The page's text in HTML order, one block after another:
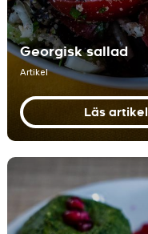
Georgisk sallad
Artikel
Läs artikel